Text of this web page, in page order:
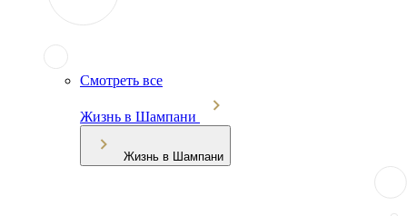
Смотреть все
Жизнь в Шампани
Жизнь в Шампани